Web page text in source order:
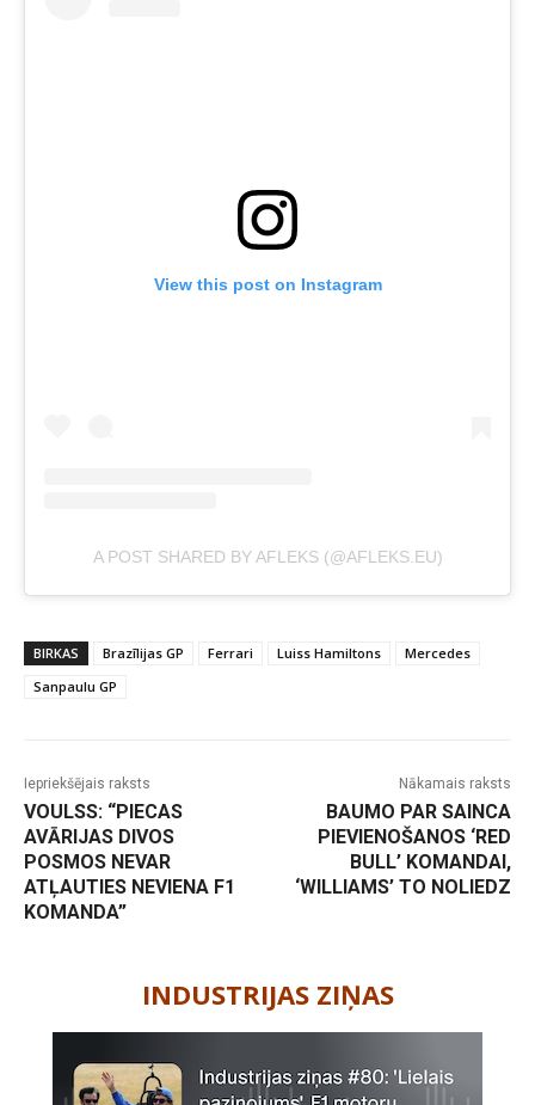
View this post on Instagram
A POST SHARED BY AFLEKS (@AFLEKS.EU)
BIRKAS Brazīlijas GP Ferrari Luiss Hamiltons
Mercedes
Sanpaulu GP
Iepriekšējais raksts
VOULSS: “PIECAS
AVĀRIJAS DIVOS
POSMOS NEVAR
ATĻAUTIES NEVIENA F1
KOMANDA”
Nākamais raksts
BAUMO PAR SAINCA
PIEVIENOŠANOS ‘RED
BULL’ KOMANDAI,
‘WILLIAMS’ TO NOLIEDZ
INDUSTRIJAS ZIŅAS